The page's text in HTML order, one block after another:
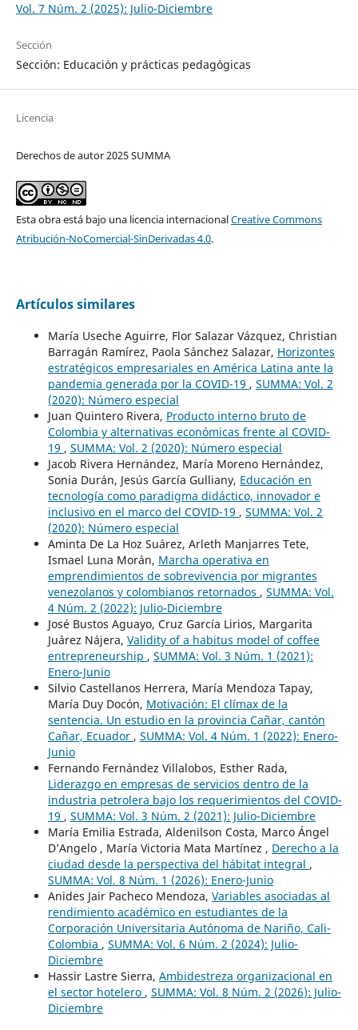
Vol. 7 Núm. 2 (2025): Julio-Diciembre
Sección
Sección: Educación y prácticas pedagógicas
Licencia
Derechos de autor 2025 SUMMA
Esta obra está bajo una licencia internacionalCreative Commons
Atribución-NoComercial-SinDerivadas 4.0.
Artículos similares
María Useche Aguirre, Flor Salazar Vázquez, Christian
Barragán Ramírez, Paola Sánchez Salazar, Horizontes
estratégicos empresariales en América Latina ante la
pandemia generada por la COVID-19 , SUMMA: Vol. 2
(2020): Número especial
Juan Quintero Rivera, Producto interno bruto de
Colombia y alternativas económicas frente al COVID-
19 , SUMMA: Vol. 2 (2020): Número especial
Jacob Rivera Hernández, María Moreno Hernández,
Sonia Durán, Jesús García Gulliany, Educación en
tecnología como paradigma didáctico, innovador e
inclusivo en el marco del COVID-19 , SUMMA: Vol. 2
(2020): Número especial
Aminta De La Hoz Suárez, Arleth Manjarres Tete,
Ismael Luna Morán, Marcha operativa en
emprendimientos de sobrevivencia por migrantes
venezolanos y colombianos retornados , SUMMA: Vol.
4 Núm. 2 (2022): Julio-Diciembre
José Bustos Aguayo, Cruz García Lirios, Margarita
Juárez Nájera, Validity of a habitus model of coffee
entrepreneurship , SUMMA: Vol. 3 Núm. 1 (2021):
Enero-Junio
Silvio Castellanos Herrera, María Mendoza Tapay,
María Duy Docón, Motivación: El clímax de la
sentencia. Un estudio en la provincia Cañar, cantón
Cañar, Ecuador , SUMMA: Vol. 4 Núm. 1 (2022): Enero-
Junio
Fernando Fernández Villalobos, Esther Rada,
Liderazgo en empresas de servicios dentro de la
industria petrolera bajo los requerimientos del COVID-
19 , SUMMA: Vol. 3 Núm. 2 (2021): Julio-Diciembre
María Emilia Estrada, Aldenilson Costa, Marco Ángel
D’Angelo , María Victoria Mata Martínez , Derecho a la
ciudad desde la perspectiva del hábitat integral ,
SUMMA: Vol. 8 Núm. 1 (2026): Enero-Junio
Anides Jair Pacheco Mendoza, Variables asociadas al
rendimiento académico en estudiantes de la
Corporación Universitaria Autónoma de Nariño, Cali-
Colombia , SUMMA: Vol. 6 Núm. 2 (2024): Julio-
Diciembre
Hassir Lastre Sierra, Ambidestreza organizacional en
el sector hotelero , SUMMA: Vol. 8 Núm. 2 (2026): Julio-
Diciembre